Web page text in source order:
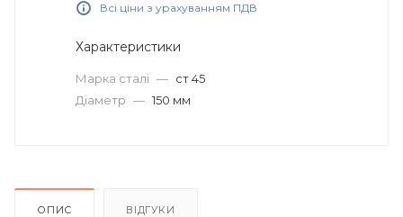
Всі ціни з урахуванням ПДВ
Характеристики
Марка сталі — ст 45
Діаметр — 150 мм
ОПИС ВІДГУКИ